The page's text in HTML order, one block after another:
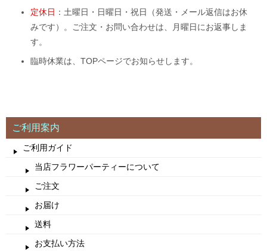
定休日 ：土曜日・日曜日・祝日（発送・メール返信はお休
みです）。ご注文・お問い合わせは、月曜日にお返事しま
す。
臨時休業は、TOPページでお知らせします。
ご利用案内
ご利用ガイド
当店フラワーパーティーについて
ご注文
お届け
送料
お支払い方法